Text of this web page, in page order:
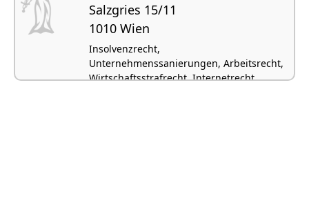
Salzgries 15/11
1010 Wien
Insolvenzrecht,
Unternehmenssanierungen, Arbeitsrecht,
Wirtschaftsstrafrecht, Internetrecht